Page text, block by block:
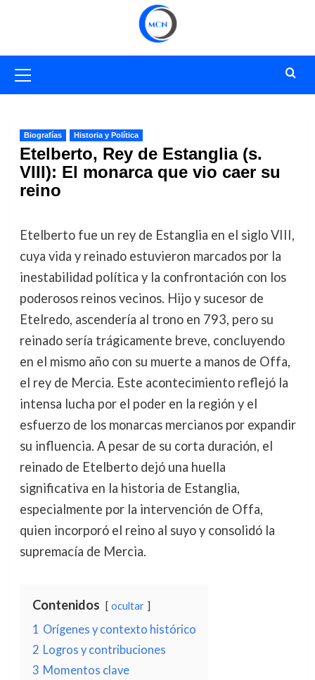
primario
Biografías Historia y Política
Etelberto, Rey de Estanglia (s.
VIII): El monarca que vio caer su
reino
Etelberto fue un rey de Estanglia en el siglo VIII,
cuya vida y reinado estuvieron marcados por la
inestabilidad política y la confrontación con los
poderosos reinos vecinos. Hijo y sucesor de
Etelredo, ascendería al trono en 793, pero su
reinado sería trágicamente breve, concluyendo
en el mismo año con su muerte a manos de Offa,
el rey de Mercia. Este acontecimiento reflejó la
intensa lucha por el poder en la región y el
esfuerzo de los monarcas mercianos por expandir
su influencia. A pesar de su corta duración, el
reinado de Etelberto dejó una huella
significativa en la historia de Estanglia,
especialmente por la intervención de Offa,
quien incorporó el reino al suyo y consolidó la
supremacía de Mercia.
Contenidos ocultar
1 Orígenes y contexto histórico
2 Logros y contribuciones
3 Momentos clave